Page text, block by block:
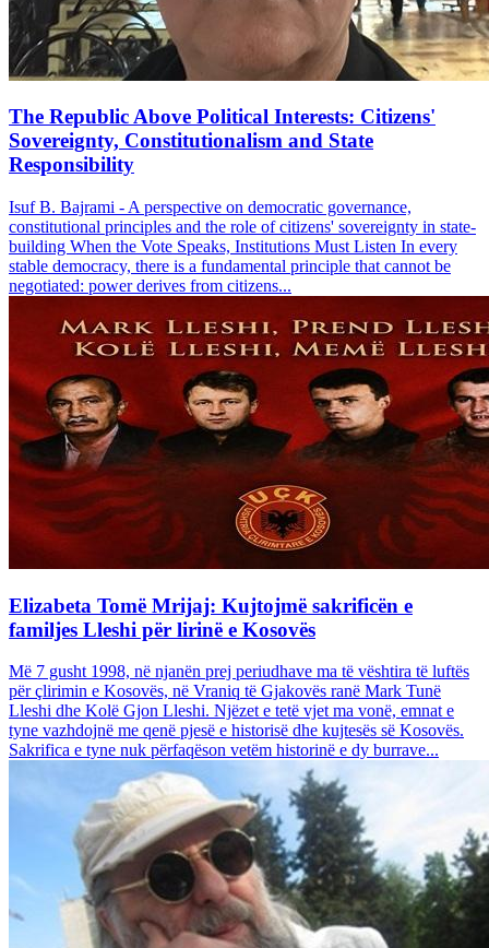
The Republic Above Political Interests: Citizens'
Sovereignty, Constitutionalism and State
Responsibility
Isuf B. Bajrami - A perspective on democratic governance,
constitutional principles and the role of citizens' sovereignty in state-
building When the Vote Speaks, Institutions Must Listen In every
stable democracy, there is a fundamental principle that cannot be
negotiated: power derives from citizens...
Elizabeta Tomë Mrijaj: Kujtojmë sakrificën e
familjes Lleshi për lirinë e Kosovës
Më 7 gusht 1998, në njanën prej periudhave ma të vështira të luftës
për çlirimin e Kosovës, në Vraniq të Gjakovës ranë Mark Tunë
Lleshi dhe Kolë Gjon Lleshi. Njëzet e tetë vjet ma vonë, emnat e
tyne vazhdojnë me qenë pjesë e historisë dhe kujtesës së Kosovës.
Sakrifica e tyne nuk përfaqëson vetëm historinë e dy burrave...